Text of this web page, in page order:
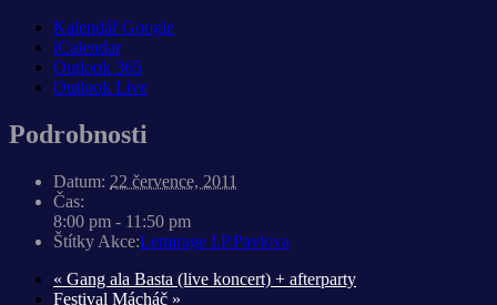
Kalendář Google
iCalendar
Outlook 365
Outlook Live
Podrobnosti
Datum: 22 července, 2011
Čas:
8:00 pm - 11:50 pm
Štítky Akce:Lemirage I.P.Pavlova
« Gang ala Basta (live koncert) + afterparty
Festival Mácháč »